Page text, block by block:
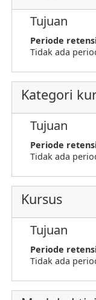
Tujuan
Periode
Tidak ada
Kategori
Tujuan
Periode
Tidak ada
Kursus
Tujuan
Periode
Tidak ada